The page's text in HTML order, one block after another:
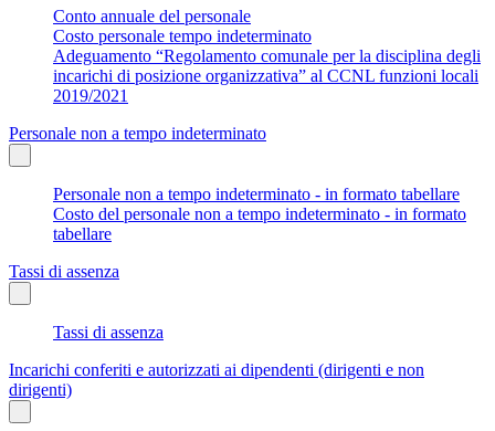
Conto annuale del personale
Costo personale tempo indeterminato
Adeguamento “Regolamento comunale per la disciplina degli
incarichi di posizione organizzativa” al CCNL funzioni locali
2019/2021
Personale non a tempo indeterminato
Personale non a tempo indeterminato - in formato tabellare
Costo del personale non a tempo indeterminato - in formato
tabellare
Tassi di assenza
Tassi di assenza
Incarichi conferiti e autorizzati ai dipendenti (dirigenti e non
dirigenti)